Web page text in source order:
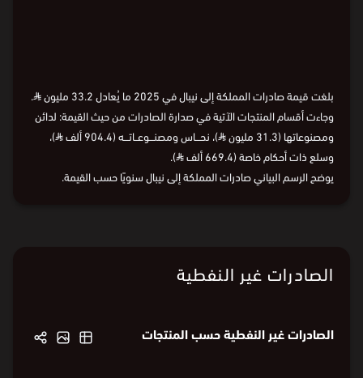
بلغت قيمة صادرات المملكة إلى نيبال في 2025 ما يُعادل 33.2 مليون ⃁
.
وجاءت أقسام المنتجات الآتية في صدارة الصادرات من حيث القيمة: لدائن
ومصنوعاتها (31.3 مليون
⃁)، نحـــاس ومصنـــوعــاتـــه (904.4 ألف ⃁)،
وسلع ذات أحكام خاصة (669.4 ألف
⃁
).
يوضح الرسم البياني صادرات المملكة إلى نيبال سنويًا حسب القيمة.
الصادرات غير النفطية
الصادرات غير النفطية حسب المنتجات